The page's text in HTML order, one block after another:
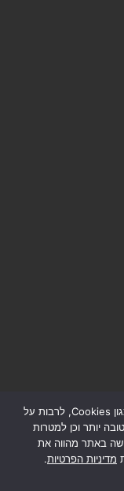
באתר זה נעשה שימוש בטכנולוגיות איסוף מידע כגון Cookies, לרבות על
יותר וכן למטרות
באתר מהווה את
מדיניות הפרטיות.